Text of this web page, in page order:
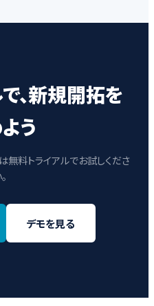
、新規開拓を
う
無料トライアルでお試しくださ
デモを見る